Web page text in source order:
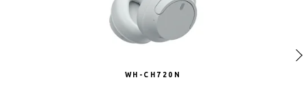
WH-CH720N